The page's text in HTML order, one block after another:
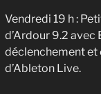
Vendredi 19 h :
d’Ardour 9.2
déclenchement et
d’Ableton Live.